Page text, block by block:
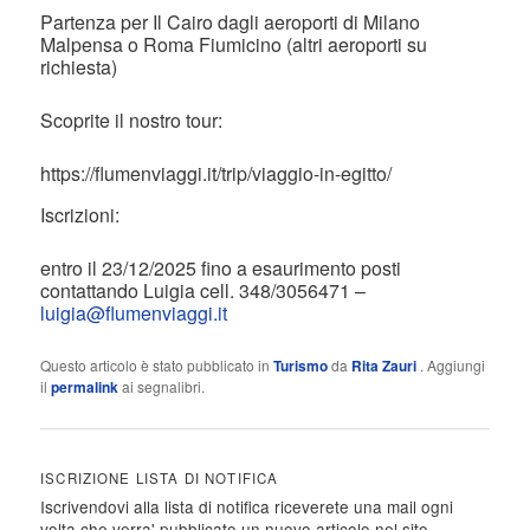
Partenza per Il Cairo dagli aeroporti di Milano
Malpensa o Roma Fiumicino (altri aeroporti su
richiesta)
Scoprite il nostro tour:
https://flumenviaggi.it/trip/viaggio-in-egitto/
Iscrizioni:
entro il 23/12/2025 fino a esaurimento posti
contattando Luigia cell. 348/3056471 –
luigia@flumenviaggi.it
Questo articolo è stato pubblicato inTurismoda Rita Zauri . Aggiungi
ilpermalinkai segnalibri.
ISCRIZIONE LISTA DI NOTIFICA
Iscrivendovi alla lista di notifica riceverete una mail ogni